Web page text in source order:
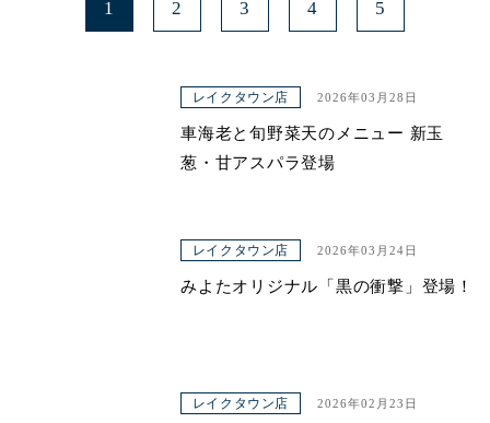
1 2 3 4 5
レイクタウン店 2026年03月28日
車海老と旬野菜天のメニュー 新玉
葱・甘アスパラ登場
レイクタウン店 2026年03月24日
みよたオリジナル「黒の衝撃」登場！
レイクタウン店 2026年02月23日